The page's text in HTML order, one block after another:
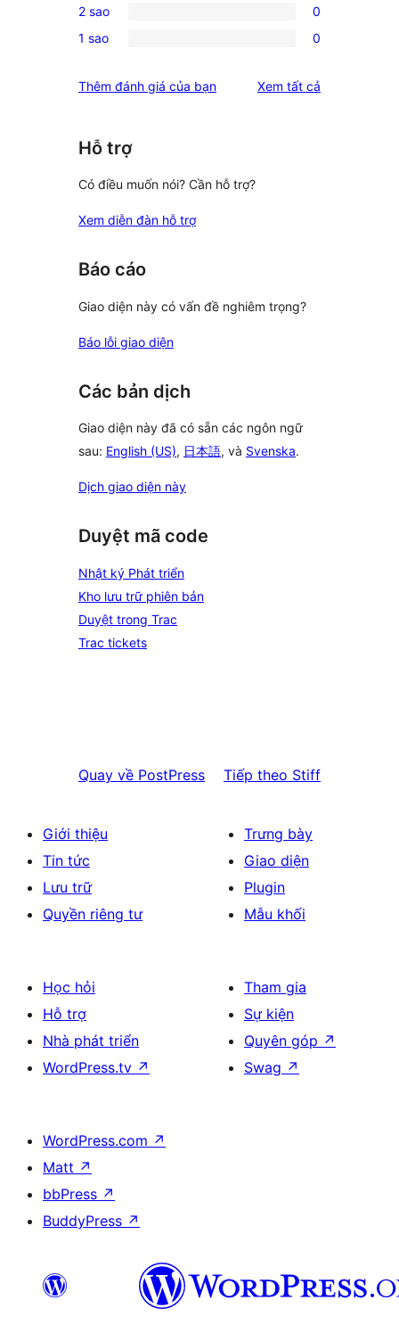
review
star
reviews
3-
star
0
2-
reviews
2 sao 0
0
star
1 sao 0
Thêm đánh giá của bạn Xem tất cả
Hỗ trợ
Có điều muốn nói? Cần hỗ trợ?
Xem diễn đàn hỗ trợ
Báo cáo
Giao diện này có vấn đề nghiêm trọng?
Báo lỗi giao diện
Các bản dịch
Giao diện này đã có sẵn các ngôn ngữ
sau: English (US), 日本語, và Svenska.
Dịch giao diện này
Duyệt mã code
Nhật ký Phát triển
Kho lưu trữ phiên bản
Duyệt trong Trac
Trac tickets
Quay về PostPress Tiếp theo Stiff
Giới thiệu
Tin tức
Lưu trữ
Quyền riêng tư
Trưng bày
Giao diện
Plugin
Mẫu khối
Học hỏi
Hỗ trợ
Nhà phát triển
WordPress.tv ↗
Tham gia
Sự kiện
Quyên góp ↗
Swag ↗
WordPress.com ↗
Matt ↗
bbPress ↗
BuddyPress ↗